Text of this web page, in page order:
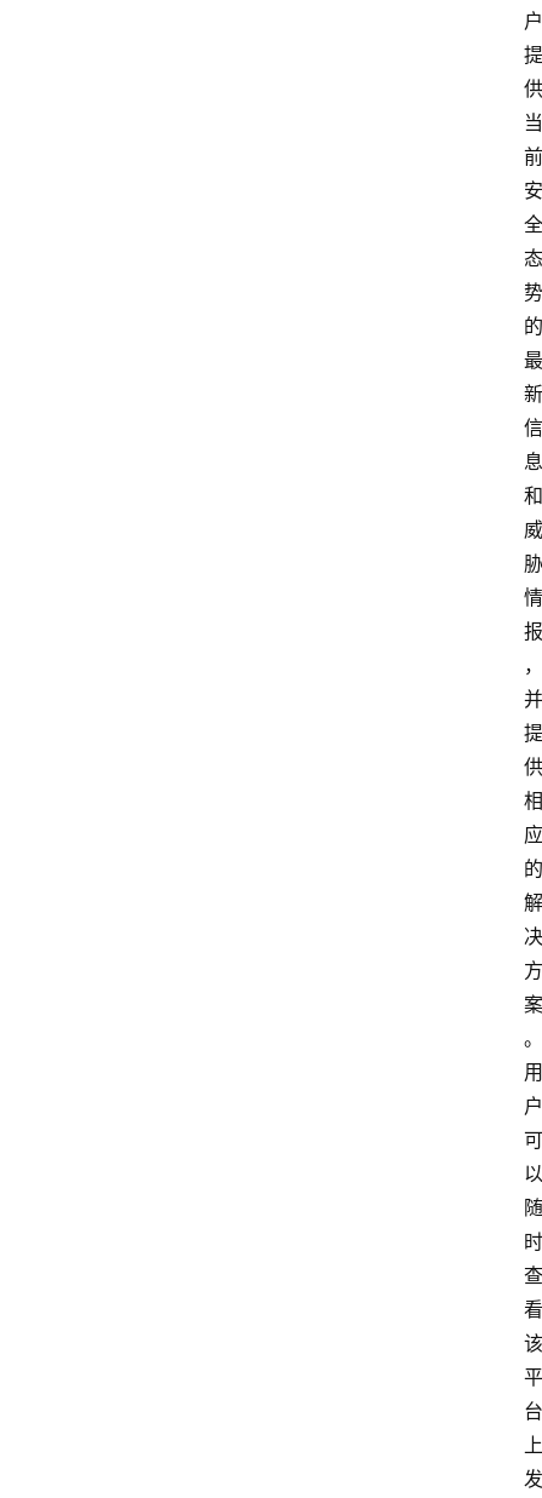
户
提
供
当
前
安
全
态
势
的
最
新
信
息
和
威
胁
情
报
，
并
提
供
相
应
的
解
决
方
案
。
用
户
可
以
随
时
查
看
该
平
台
上
发